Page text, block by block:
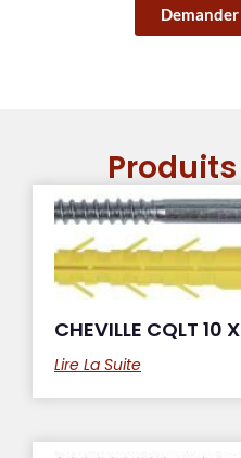
CHEVILLE CQLT 10
Lire La Suite